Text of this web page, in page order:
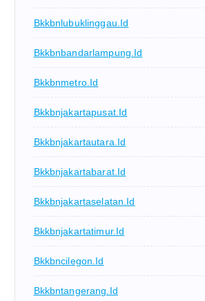
Bkkbnlubuklinggau.id
Bkkbnbandarlampung.id
Bkkbnmetro.id
Bkkbnjakartapusat.id
Bkkbnjakartautara.id
Bkkbnjakartabarat.id
Bkkbnjakartaselatan.id
Bkkbnjakartatimur.id
Bkkbncilegon.id
Bkkbntangerang.id